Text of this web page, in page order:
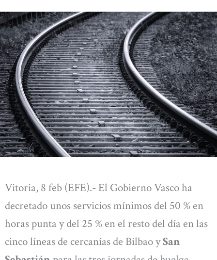
Vitoria, 8 feb (EFE).- El Gobierno Vasco ha
decretado unos servicios mínimos del 50 % en
horas punta y del 25 % en el resto del día en las
cinco líneas de cercanías de Bilbao ySan